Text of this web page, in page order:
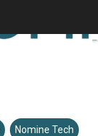
Nomine Tech